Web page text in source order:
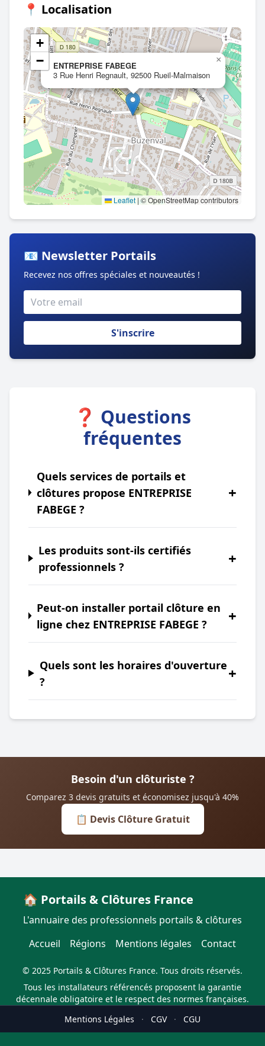
📍 Localisation
ENTREPRISE FABEGE
3 Rue Henri Regnault, 92500 Rueil-Malmaison
×
+
−
Leaflet | © OpenStreetMap contributors
📧 Newsletter Portails
Recevez nos offres spéciales et nouveautés !
S'inscrire
❓ Questions
fréquentes
Quels services de portails et
clôtures propose ENTREPRISE
FABEGE ?
+
Les produits sont-ils certifiés
professionnels ?
+
Peut-on installer portail clôture en
ligne chez ENTREPRISE FABEGE ?
+
Quels sont les horaires d'ouverture
?
+
Besoin d'un clôturiste ?
Comparez 3 devis gratuits et économisez jusqu'à 40%
📋 Devis Clôture Gratuit
🏠 Portails & Clôtures France
L'annuaire des professionnels portails & clôtures
Accueil
Régions Mentions légales Contact
© 2025 Portails & Clôtures France. Tous droits réservés.
Tous les installateurs référencés proposent la garantie
décennale obligatoire et le respect des normes françaises.
Mentions Légales
· CGV · CGU